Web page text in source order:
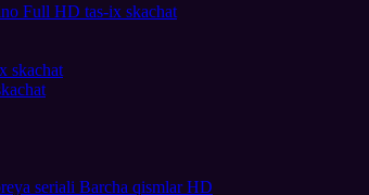
Full HD tas-ix skachat